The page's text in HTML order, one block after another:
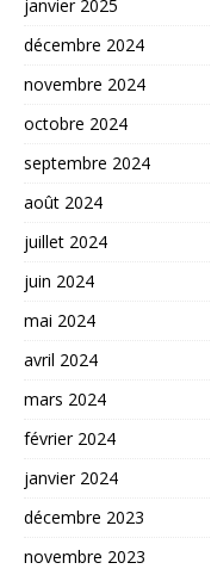
janvier 2025
décembre 2024
novembre 2024
octobre 2024
septembre 2024
août 2024
juillet 2024
juin 2024
mai 2024
avril 2024
mars 2024
février 2024
janvier 2024
décembre 2023
novembre 2023